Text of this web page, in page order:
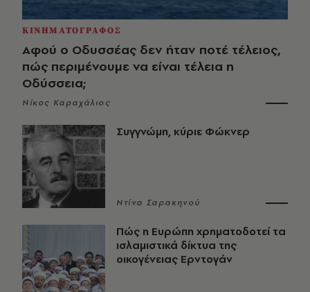
ΚΙΝΗΜΑΤΟΓΡΑΦΟΣ
Αφού ο Οδυσσέας δεν ήταν ποτέ τέλειος,
πώς περιμένουμε να είναι τέλεια η
Οδύσσεια;
Νίκος Καραχάλιος
Συγγνώμη, κύριε Φώκνερ
Ντίνα Σαρακηνού
Πώς η Ευρώπη χρηματοδοτεί τα
ισλαμιστικά δίκτυα της
οικογένειας Ερντογάν